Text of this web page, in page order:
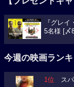
『グレ
5名様 [〆
今週の映画ラン
1位 スパ